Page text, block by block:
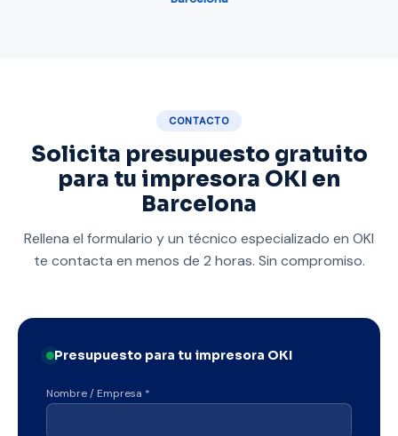
CONTACTO
Solicita presupuesto gratuito
para tu impresora OKI en
Barcelona
Rellena el formulario y un técnico especializado en OKI
te contacta en menos de 2 horas. Sin compromiso.
Presupuesto para tu impresora OKI
Nombre / Empresa *